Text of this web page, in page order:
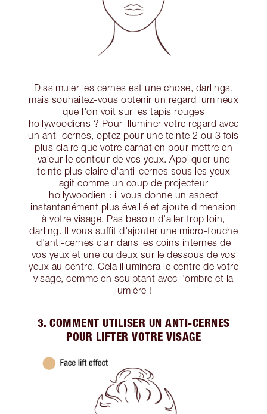
Dissimuler les cernes est une chose, darlings,
mais souhaitez-vous obtenir un regard lumineux
que l'on voit sur les tapis rouges
hollywoodiens ? Pour illuminer votre regard avec
un anti-cernes, optez pour une teinte 2 ou 3 fois
plus claire que votre carnation pour mettre en
valeur le contour de vos yeux. Appliquer une
teinte plus claire d'anti-cernes sous les yeux
agit comme un coup de projecteur
hollywoodien : il vous donne un aspect
instantanément plus éveillé et ajoute dimension
à votre visage. Pas besoin d'aller trop loin,
darling. Il vous suffit d'ajouter une micro-touche
d'anti-cernes clair dans les coins internes de
vos yeux et une ou deux sur le dessous de vos
yeux au centre. Cela illuminera le centre de votre
visage, comme en sculptant avec l'ombre et la
lumière !
3. COMMENT UTILISER UN ANTI-CERNES
POUR LIFTER VOTRE VISAGE